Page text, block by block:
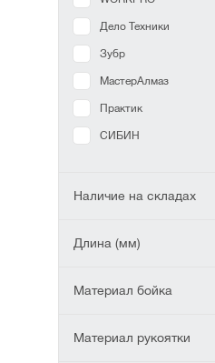
Дело Техники
Зубр
МастерАлмаз
Практик
СИБИН
Наличие на складах
Длина (мм)
Материал бойка
Материал рукоятки